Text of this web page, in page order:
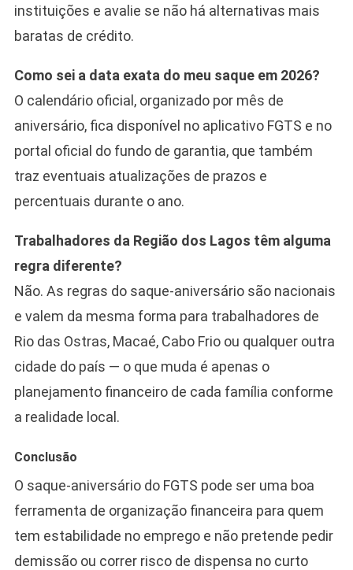
instituições e avalie se não há alternativas mais
baratas de crédito.
Como sei a data exata do meu saque em 2026?
O calendário oficial, organizado por mês de
aniversário, fica disponível no aplicativo FGTS e no
portal oficial do fundo de garantia, que também
traz eventuais atualizações de prazos e
percentuais durante o ano.
Trabalhadores da Região dos Lagos têm alguma
regra diferente?
Não. As regras do saque-aniversário são nacionais
e valem da mesma forma para trabalhadores de
Rio das Ostras, Macaé, Cabo Frio ou qualquer outra
cidade do país — o que muda é apenas o
planejamento financeiro de cada família conforme
a realidade local.
Conclusão
O saque-aniversário do FGTS pode ser uma boa
ferramenta de organização financeira para quem
tem estabilidade no emprego e não pretende pedir
demissão ou correr risco de dispensa no curto